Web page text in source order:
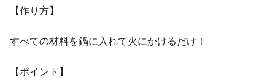
【作り方】
すべての材料を鍋に入れて火にかけるだけ！
【ポイント】